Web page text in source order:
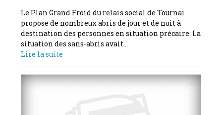
Le Plan Grand Froid du relais social de Tournai
propose de nombreux abris de jour et de nuit à
destination des personnes en situation précaire. La
situation des sans-abris avait…
Lire la suite